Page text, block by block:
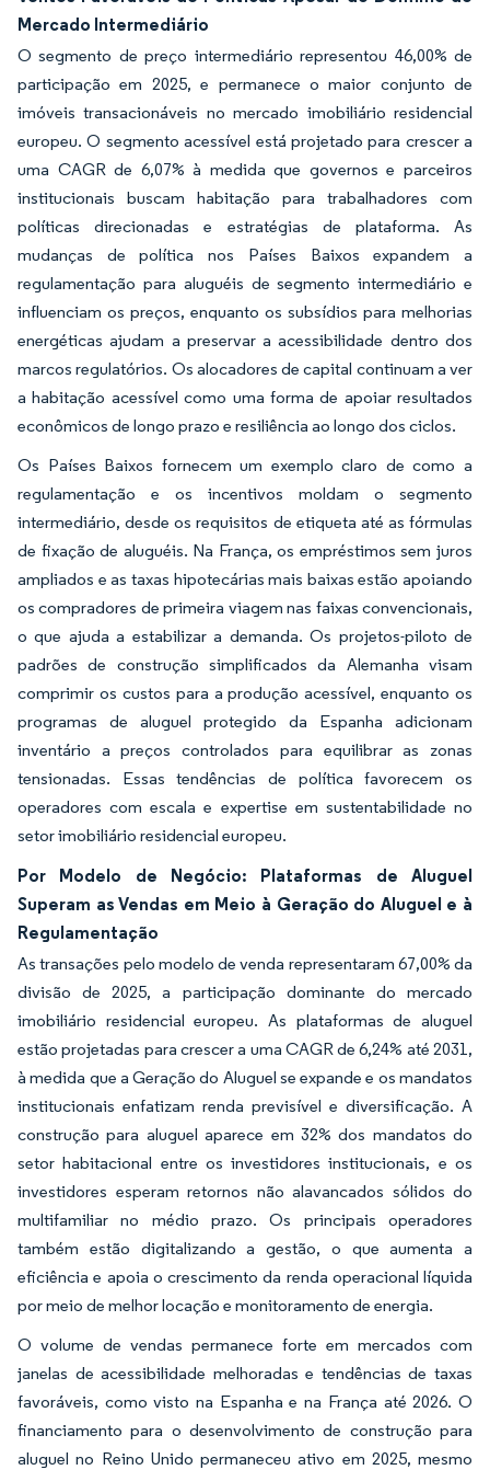
Mercado Intermediário
O segmento de preço intermediário representou 46,00% de
participação em 2025, e permanece o maior conjunto de
imóveis transacionáveis no mercado imobiliário residencial
europeu. O segmento acessível está projetado para crescer a
uma CAGR de 6,07% à medida que governos e parceiros
institucionais buscam habitação para trabalhadores com
políticas direcionadas e estratégias de plataforma. As
mudanças de política nos Países Baixos expandem a
regulamentação para aluguéis de segmento intermediário e
influenciam os preços, enquanto os subsídios para melhorias
energéticas ajudam a preservar a acessibilidade dentro dos
marcos regulatórios. Os alocadores de capital continuam a ver
a habitação acessível como uma forma de apoiar resultados
econômicos de longo prazo e resiliência ao longo dos ciclos.
Os Países Baixos fornecem um exemplo claro de como a
regulamentação e os incentivos moldam o segmento
intermediário, desde os requisitos de etiqueta até as fórmulas
de fixação de aluguéis. Na França, os empréstimos sem juros
ampliados e as taxas hipotecárias mais baixas estão apoiando
os compradores de primeira viagem nas faixas convencionais,
o que ajuda a estabilizar a demanda. Os projetos-piloto de
padrões de construção simplificados da Alemanha visam
comprimir os custos para a produção acessível, enquanto os
programas de aluguel protegido da Espanha adicionam
inventário a preços controlados para equilibrar as zonas
tensionadas. Essas tendências de política favorecem os
operadores com escala e expertise em sustentabilidade no
setor imobiliário residencial europeu.
Por Modelo de Negócio: Plataformas de Aluguel
Superam as Vendas em Meio à Geração do Aluguel e à
Regulamentação
As transações pelo modelo de venda representaram 67,00% da
divisão de 2025, a participação dominante do mercado
imobiliário residencial europeu. As plataformas de aluguel
estão projetadas para crescer a uma CAGR de 6,24% até 2031,
à medida que a Geração do Aluguel se expande e os mandatos
institucionais enfatizam renda previsível e diversificação. A
construção para aluguel aparece em 32% dos mandatos do
setor habitacional entre os investidores institucionais, e os
investidores esperam retornos não alavancados sólidos do
multifamiliar no médio prazo. Os principais operadores
também estão digitalizando a gestão, o que aumenta a
eficiência e apoia o crescimento da renda operacional líquida
por meio de melhor locação e monitoramento de energia.
O volume de vendas permanece forte em mercados com
janelas de acessibilidade melhoradas e tendências de taxas
favoráveis, como visto na Espanha e na França até 2026. O
financiamento para o desenvolvimento de construção para
aluguel no Reino Unido permaneceu ativo em 2025, mesmo